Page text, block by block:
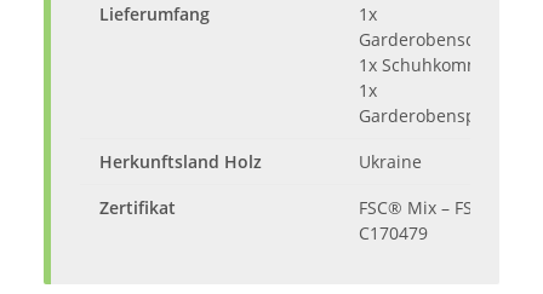
Lieferumfang
1x
Garderobenschrank,
1x Schuhkommode,
1x
Garderobenspiegel
Herkunftsland Holz
Ukraine
Zertifikat
FSC® Mix – FSC-
C170479